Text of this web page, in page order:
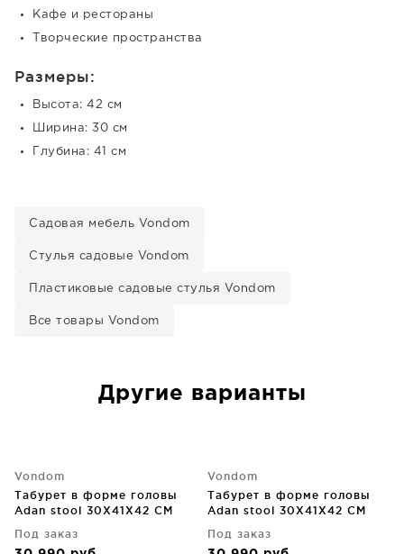
Кафе и рестораны
Творческие пространства
Размеры:
Высота: 42 см
Ширина: 30 см
Глубина: 41 см
Садовая мебель Vondom
Стулья садовые Vondom
Пластиковые садовые стулья Vondom
Все товары Vondom
Другие варианты
Vondom
Табурет в форме головы
Adan stool 30X41X42 CM
Под заказ
Vondom
Табурет в форме головы
Adan stool 30X41X42 CM
Под заказ